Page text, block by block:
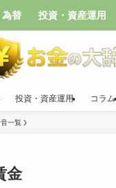
為替 投資・資産運用
投資・資産運用 コラム
一覧
金